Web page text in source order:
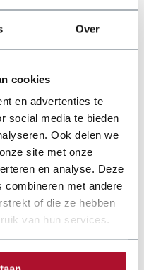
Over
cookies
en advertenties te
social media te bieden
Ook delen we
site met onze
en analyse. Deze
combineren met andere
of die ze hebben
van hun services.